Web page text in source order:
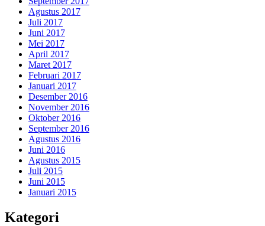
Agustus 2017
Juli 2017
Juni 2017
Mei 2017
April 2017
Maret 2017
Februari 2017
Januari 2017
Desember 2016
November 2016
Oktober 2016
September 2016
Agustus 2016
Juni 2016
Agustus 2015
Juli 2015
Juni 2015
Januari 2015
Kategori